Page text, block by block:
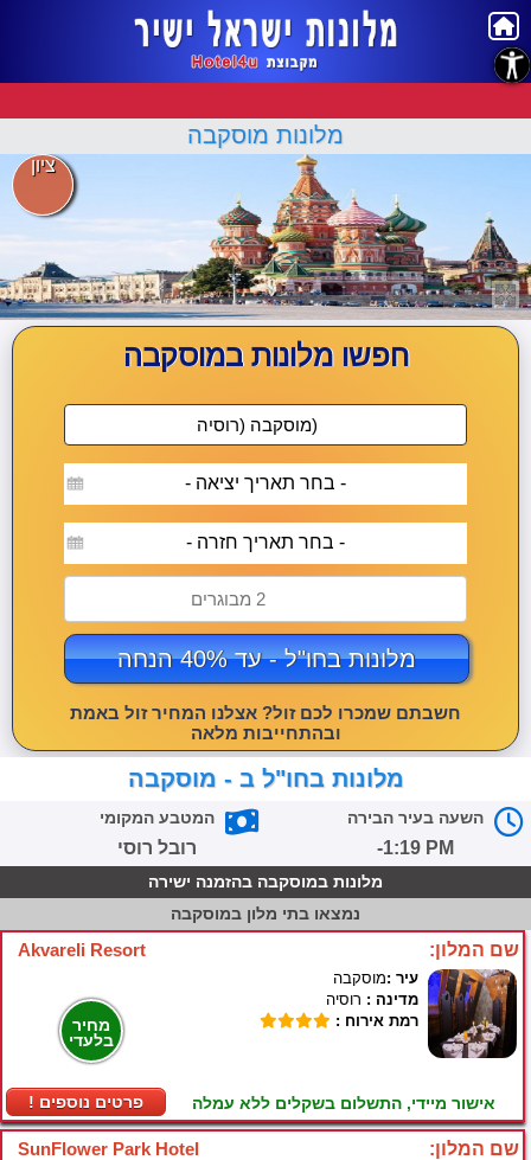
מלונות מוסקבה
ציון
חפשו מלונות במוסקבה
- בחר תאריך יציאה -
- בחר תאריך חזרה -
2 מבוגרים
מלונות בחו"ל - עד 40% הנחה
חשבתם שמכרו לכם זול? אצלנו המחיר זול באמת
ובהתחייבות מלאה
מלונות בחו"ל ב - מוסקבה
המטבע המקומי
רובל רוסי
השעה בעיר הבירה
-1:19 PM
מלונות במוסקבה בהזמנה ישירה
נמצאו בתי מלון במוסקבה
Akvareli Resort שם המלון:
מחיר
בלעדי
! פרטים נוספים
עיר :מוסקבה
מדינה : רוסיה
רמת אירוח :
אישור מיידי, התשלום בשקלים ללא עמלה
SunFlower Park Hotel שם המלון:
נגישות